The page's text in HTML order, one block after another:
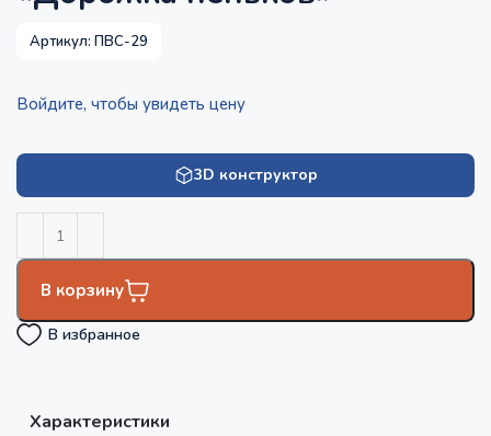
Артикул:ПВС-29
Войдите, чтобы увидеть цену
3D конструктор
В корзину
В избранное
Характеристики